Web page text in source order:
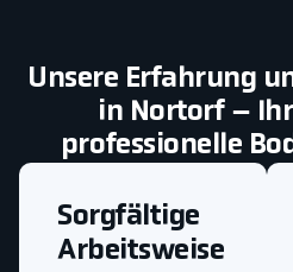
Unsere Erfahrung
in Nortorf –
professionelle
Sorgfältige
Arbeitsweise